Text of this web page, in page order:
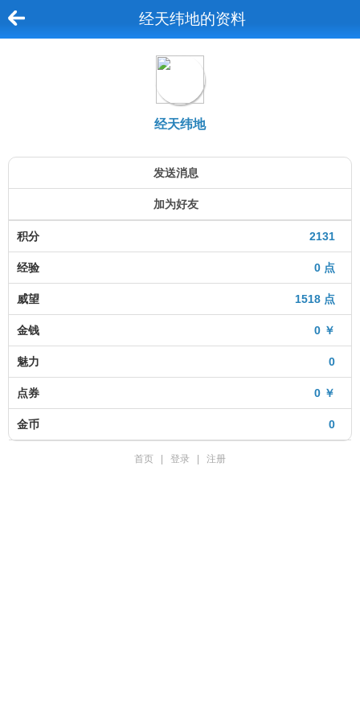
经天纬地的资料
经天纬地
发送消息
加为好友
2131
积分
0 点
经验
1518 点
威望
0 ￥
金钱
0
魅力
0 ￥
点券
0
金币
首页 登录 注册